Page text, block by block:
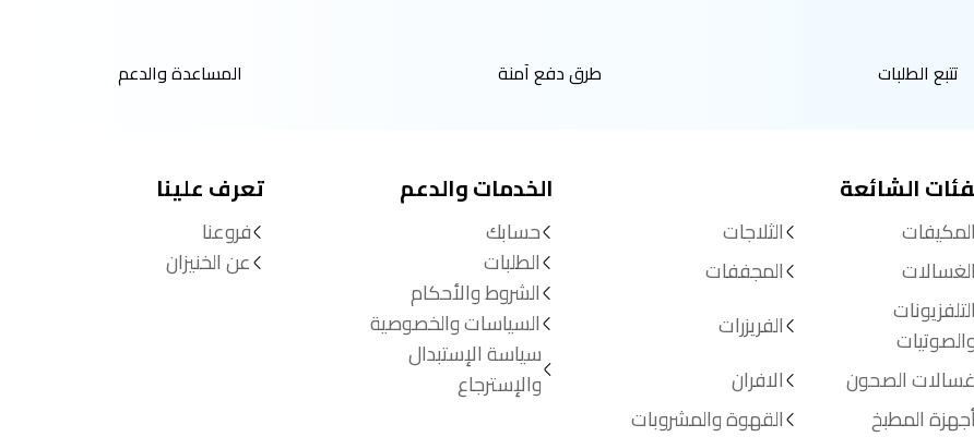
تتبع الطلبات طرق دفع آمنة المساعدة والدعم
الشائعة
المكيفات
الثلاجات
الغسالات
المجففات
التلفزيونات
والصوتيات
الفريزرات
غسالات الصحون
الافران
المطبخ
القهوة والمشروبات
الخدمات والدعم
حسابك
الطلبات
الشروط والأحكام
السياسات والخصوصية
سياسة الإستبدال
والإسترجاع
تعرف علينا
فروعنا
عن الخنيزان